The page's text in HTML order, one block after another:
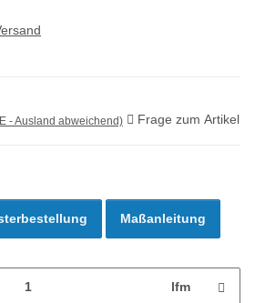
- Ausland abweichend) Frage zum Artikel
Maßanleitung
lfm